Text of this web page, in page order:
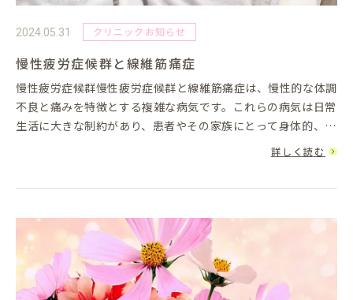
2024.05.31 クリニックお知らせ
慢性疲労症候群と線維筋痛症
慢性疲労症候群慢性疲労症候群と線維筋痛症は、慢性的な体調
不良と痛みを特徴とする複雑な病気です。これらの病気は日常
生活に大きな制約があり、患者やその家族にとって身体的、精
神的な負担をもたらすことがあります。今回は、慢性疲労症候
詳しく読む